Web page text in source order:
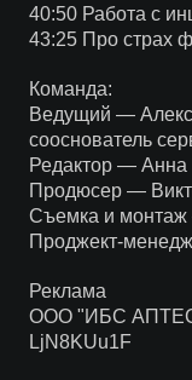
40:50 Работа с
43:25 Про страх
Команда:
Ведущий —
сооснователь
Редактор — Анна
Продюсер —
Съемка и монтаж
Проджект-
Реклама
ООО "ИБС
LjN8KUu1F